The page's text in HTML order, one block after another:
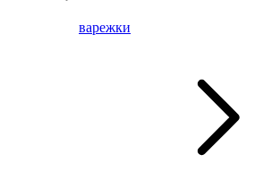
варежки